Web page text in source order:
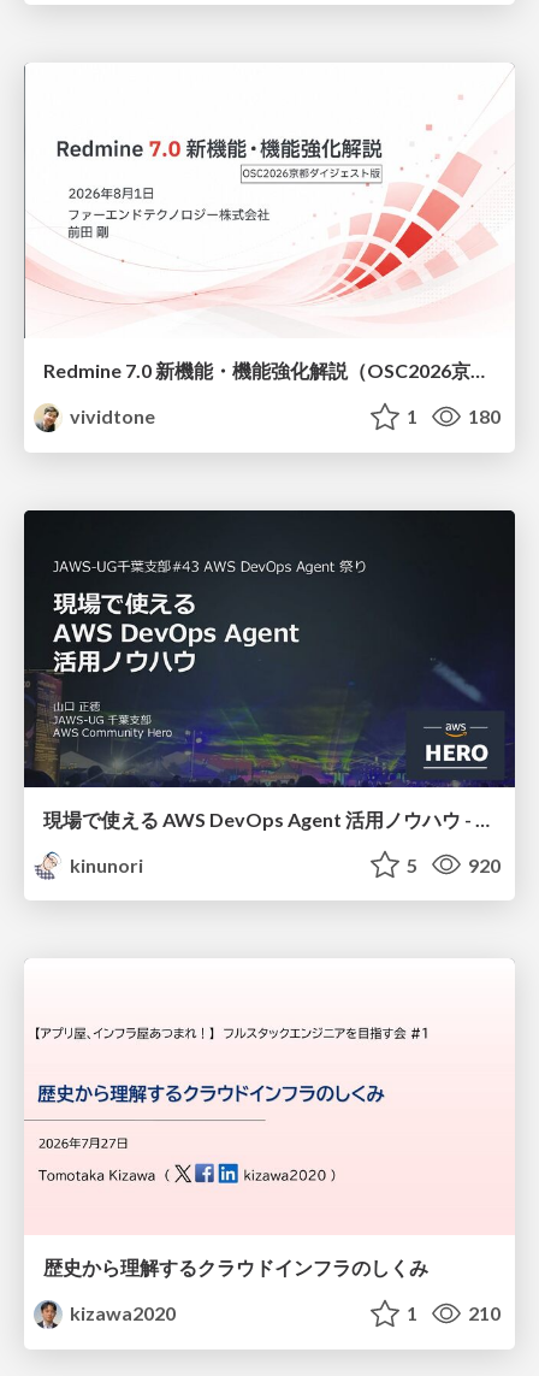
Redmine 7.0 新機能・機能強化解説（OSC2026京都ダイジェスト版）
vividtone
1 180
kinunori
5 920
歴史から理解するクラウドインフラのしくみ
kizawa2020
1 210